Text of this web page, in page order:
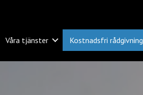
Våra tjänster Kostnadsfri rådgivning